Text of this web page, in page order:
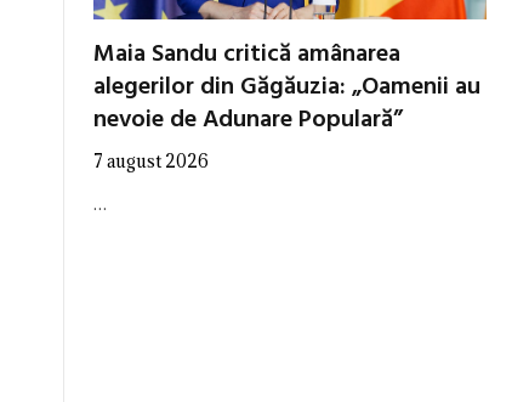
Maia Sandu critică amânarea
alegerilor din Găgăuzia: „Oamenii au
nevoie de Adunare Populară”
7 august 2026
…